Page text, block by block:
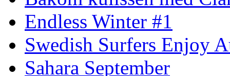
Endless Winter #1
Swedish Surfers Enjoy
Sahara September